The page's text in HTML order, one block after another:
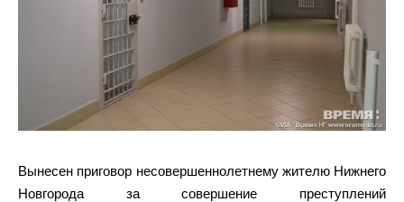
Вынесен приговор несовершеннолетнему жителю Нижнего
Новгорода за совершение преступлений